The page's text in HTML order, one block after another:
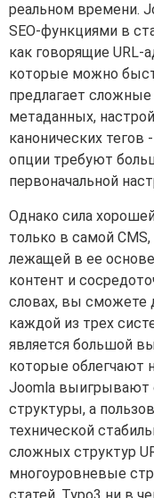
реальном времени.
SEO-функциями в
как говорящие URL-
которые можно
предлагает
метаданных,
канонических тегов
опции требуют
первоначальной
Однако сила
только в самой
лежащей в ее
контент и
словах, вы сможете
каждой из трех
является большой
которые облегчают
Joomla выигрывают
структуры, а
технической
сложных структур
многоуровневые